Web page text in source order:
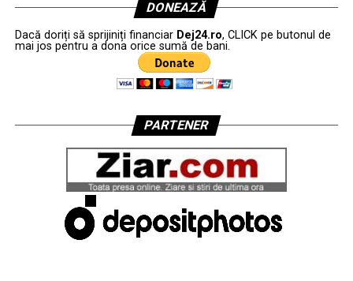
DONEAZĂ
Dacă doriți să sprijiniți financiar Dej24.ro, CLICK pe butonul de
mai jos pentru a dona orice sumă de bani.
PARTENER